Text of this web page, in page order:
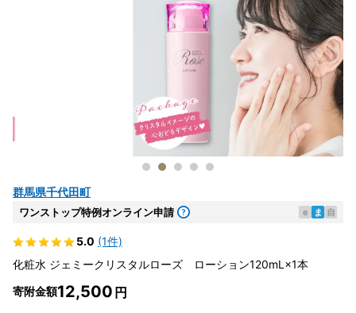
群馬県千代田町
ワンストップ特例オンライン申請 e ま 自
5.0 (1件)
化粧水 ジェミークリスタルローズ ローション120mL×1本
寄附金額12,500